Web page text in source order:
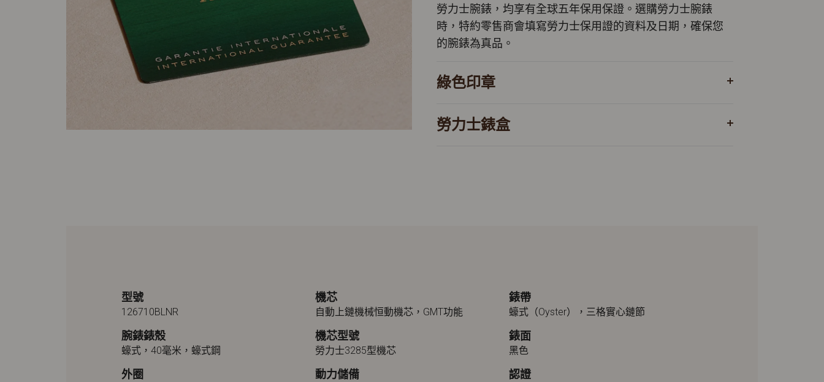
勞力士腕錶，均享有全球五年保用保證。選購勞力士腕錶
時，特約零售商會填寫勞力士保用證的資料及日期，確保您
的腕錶為真品。
綠色印章
勞力士錶盒
型號
126710BLNR
機芯
自動上鏈機械恒動機芯，GMT功能
錶帶
蠔式（Oyster），三格實心鏈節
腕錶錶殼
蠔式，40毫米，蠔式鋼
機芯型號
勞力士3285型機芯
錶面
黑色
外圈 動力儲備 認證